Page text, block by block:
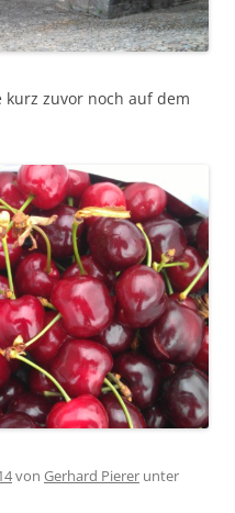
kurz zuvor noch auf dem
von Gerhard Pierer unter